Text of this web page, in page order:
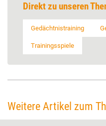
Direkt zu unseren
Gedächtnistraining
Trainingsspiele
Weitere Artikel zum